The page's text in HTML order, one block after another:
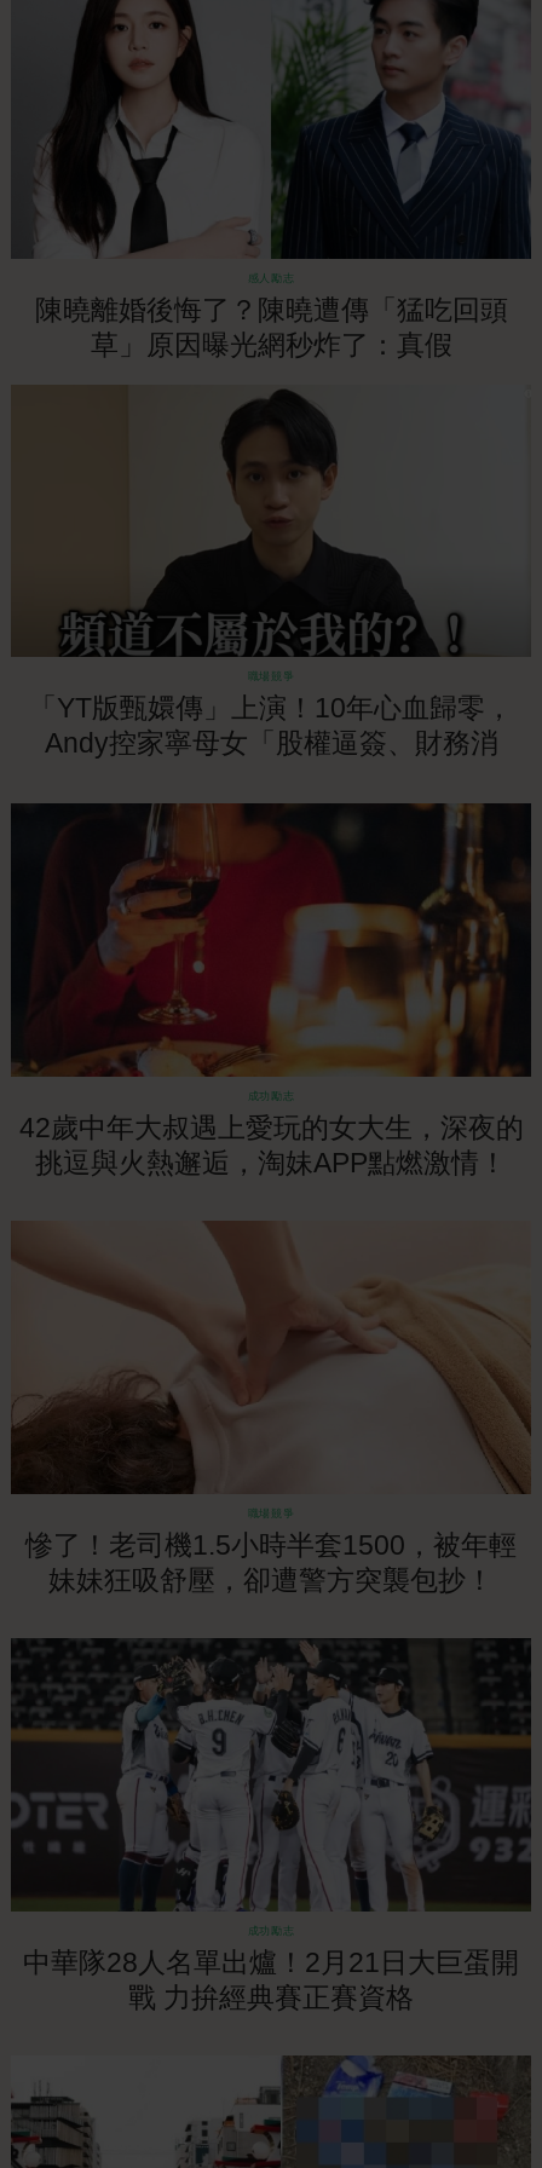
感人勵志
陳曉離婚後悔了？陳曉遭傳「猛吃回頭
草」原因曝光網秒炸了：真假
職場競爭
「YT版甄嬛傳」上演！10年心血歸零，
Andy控家寧母女「股權逼簽、財務消
成功勵志
42歲中年大叔遇上愛玩的女大生，深夜的
挑逗與火熱邂逅，淘妹APP點燃激情！
職場競爭
慘了！老司機1.5小時半套1500，被年輕
妹妹狂吸舒壓，卻遭警方突襲包抄！
成功勵志
中華隊28人名單出爐！2月21日大巨蛋開
戰 力拚經典賽正賽資格